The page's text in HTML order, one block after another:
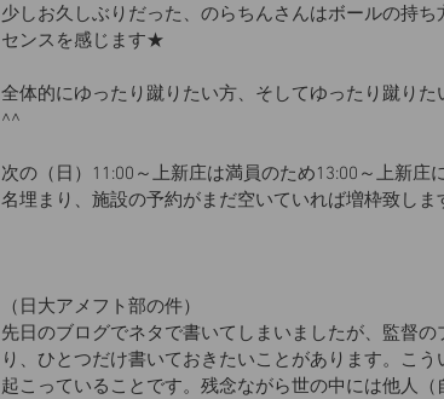
少しお久しぶりだった、のらちんさんはボールの持
センスを感じます★
全体的にゆったり蹴りたい方、そしてゆったり蹴り
^^
次の（日）11:00～上新庄は満員のため13:00～上新庄
名埋まり、施設の予約がまだ空いていれば増枠致しま
（日大アメフト部の件）
先日のブログでネタで書いてしまいましたが、監督
り、ひとつだけ書いておきたいことがあります。こ
起こっていることです。残念ながら世の中には他人